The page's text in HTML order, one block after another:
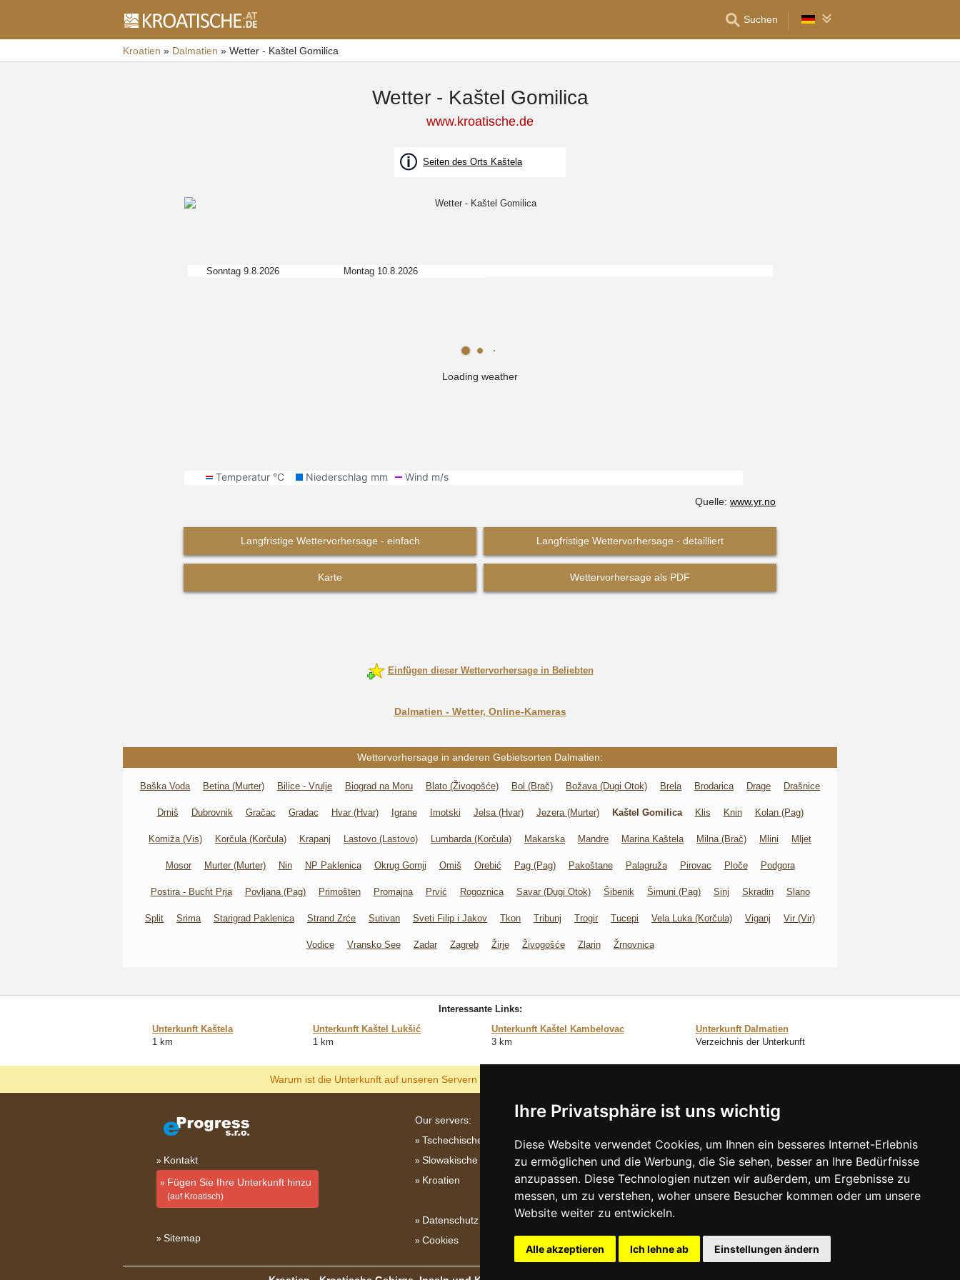
Ihre Privatsphäre ist uns wichtig
Diese Website verwendet Cookies, um Ihnen ein besseres Internet-Erlebnis
zu ermöglichen und die Werbung, die Sie sehen, besser an Ihre Bedürfnisse
anzupassen. Diese Technologien nutzen wir außerdem, um Ergebnisse zu
messen, um zu verstehen, woher unsere Besucher kommen oder um unsere
Website weiter zu entwickeln.
Alle akzeptieren Ich lehne ab Einstellungen ändern
Suchen
Kroatien » Dalmatien » Wetter - Kaštel Gomilica
Wetter - Kaštel Gomilica
www.kroatische.de
Seiten des Orts Kaštela
Loading weather
Sonntag 9.8.2026 Montag 10.8.2026
Quelle: www.yr.no
Langfristige Wettervorhersage - einfach Langfristige Wettervorhersage - detailliert
Karte Wettervorhersage als PDF
Einfügen dieser Wettervorhersage in Beliebten
Dalmatien - Wetter, Online-Kameras
Wettervorhersage in anderen Gebietsorten Dalmatien:
Baška Voda Betina (Murter) Bilice - Vrulje Biograd na Moru Blato (Živogošće) Bol (Brač) Božava (Dugi Otok) Brela Brodarica Drage Drašnice
Drniš Dubrovnik Gračac Gradac Hvar (Hvar) Igrane Imotski Jelsa (Hvar) Jezera (Murter) Kaštel Gomilica Klis Knin Kolan (Pag)
Komiža (Vis) Korčula (Korčula) Krapanj Lastovo (Lastovo) Lumbarda (Korčula) Makarska Mandre Marina Kaštela Milna (Brač) Mlini Mljet
Mosor Murter (Murter) Nin NP Paklenica Okrug Gornji Omiš Orebić Pag (Pag) Pakoštane Palagruža Pirovac Ploče Podgora
Postira - Bucht Prja Povljana (Pag) Primošten Promajna Prvić Rogoznica Savar (Dugi Otok) Šibenik Šimuni (Pag) Sinj Skradin Slano
Split Srima Starigrad Paklenica Strand Zrće Sutivan Sveti Filip i Jakov Tkon Tribunj Trogir Tucepi Vela Luka (Korčula) Viganj Vir (Vir)
Vodice Vransko See Zadar Zagreb Žirje Živogošće Zlarin Žrnovnica
Interessante Links:
Unterkunft Kaštela
1 km
Unterkunft Kaštel Lukšić
1 km
Unterkunft Kaštel Kambelovac
3 km
Unterkunft Dalmatien
Verzeichnis der Unterkunft
Warum ist die Unterkunft auf unseren Servern am billigsten?
Kontakt
Fügen Sie Ihre Unterkunft hinzu
(auf Kroatisch)
Sitemap
Our servers:
Tschechische Gebirge
Slowakische Gebirge
Kroatien
Datenschutz
Cookies
Verzeichnis der Unterkunft
Lastminute Dalmatien